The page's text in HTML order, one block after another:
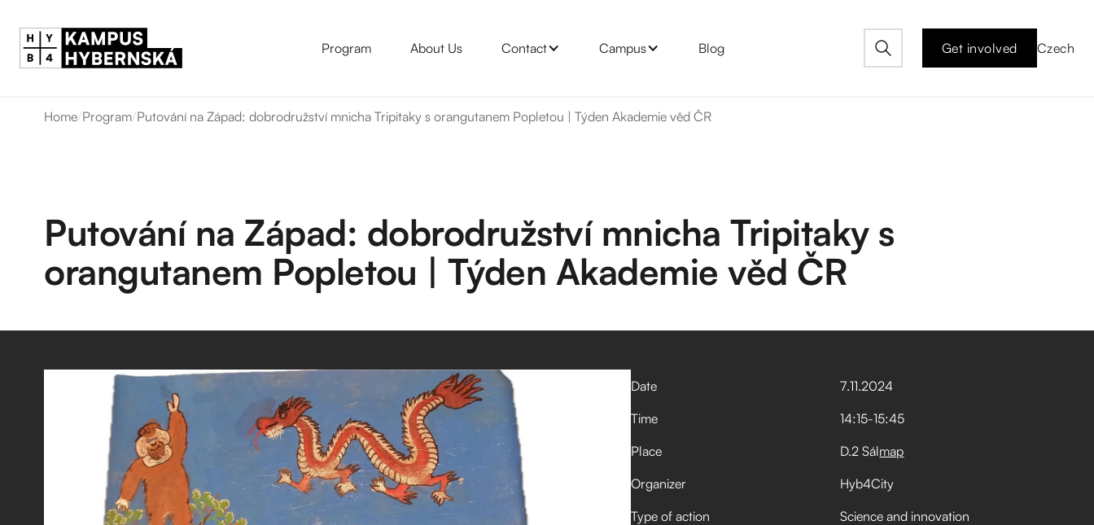
Program About Us Contact Campus Blog Get involved Czech
Home/Program/Putování na Západ: dobrodružství mnicha Tripitaky s orangutanem Popletou | Týden Akademie věd ČR
Putování na Západ: dobrodružství mnicha Tripitaky s
orangutanem Popletou | Týden Akademie věd ČR
Date 7.11.2024
Time
14:15-15:45
Place
D.2 Sálmap
Organizer
Hyb4City
Type of action
Science and innovation